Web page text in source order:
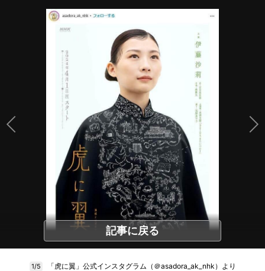
記事に戻る
1/5 「虎に翼」公式インスタグラム（＠asadora_ak_nhk）より